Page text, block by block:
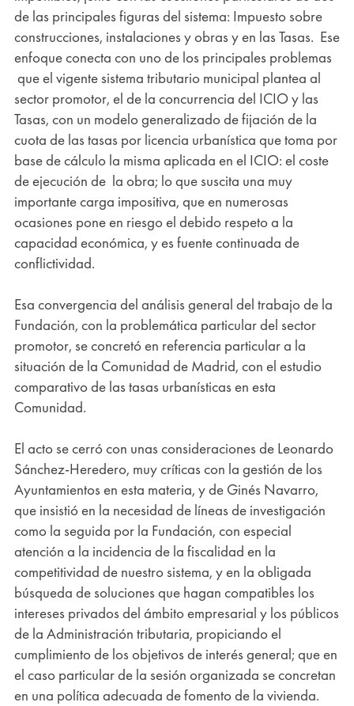
Newsletter
No te pierdas información sobre la actividad
de la fundación! Déjanos tu email y recibirás en
tu correo todas las novedades sobre nuestro
trabajo.
Nombre(Obligatorio)
Apellido(Obligatorio)
Correo electrónico
de las principales figuras del sistema: Impuesto sobre
construcciones, instalaciones y obras y en las Tasas. Ese
enfoque conecta con uno de los principales problemas
que el vigente sistema tributario municipal plantea al
sector promotor, el de la concurrencia del ICIO y las
Tasas, con un modelo generalizado de fijación de la
cuota de las tasas por licencia urbanística que toma por
base de cálculo la misma aplicada en el ICIO: el coste
de ejecución de la obra; lo que suscita una muy
importante carga impositiva, que en numerosas
ocasiones pone en riesgo el debido respeto a la
capacidad económica, y es fuente continuada de
conflictividad.
Esa convergencia del análisis general del trabajo de la
Fundación, con la problemática particular del sector
promotor, se concretó en referencia particular a la
situación de la Comunidad de Madrid, con el estudio
comparativo de las tasas urbanísticas en esta
Comunidad.
El acto se cerró con unas consideraciones de Leonardo
Sánchez-Heredero, muy críticas con la gestión de los
Ayuntamientos en esta materia, y de Ginés Navarro,
que insistió en la necesidad de líneas de investigación
como la seguida por la Fundación, con especial
atención a la incidencia de la fiscalidad en la
competitividad de nuestro sistema, y en la obligada
búsqueda de soluciones que hagan compatibles los
intereses privados del ámbito empresarial y los públicos
de la Administración tributaria, propiciando el
cumplimiento de los objetivos de interés general; que en
el caso particular de la sesión organizada se concretan
en una política adecuada de fomento de la vivienda.